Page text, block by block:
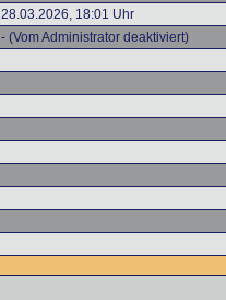
28.03.2026, 18:01 Uhr
- (Vom Administrator deaktiviert)